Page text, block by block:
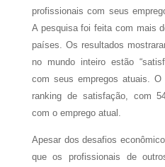
profissionais com seus
A pesquisa foi feita com mais
países. Os resultados
no mundo inteiro estão
com seus empregos atuais.
ranking de satisfação, com
com o emprego atual.
Apesar dos desafios
que os profissionais de